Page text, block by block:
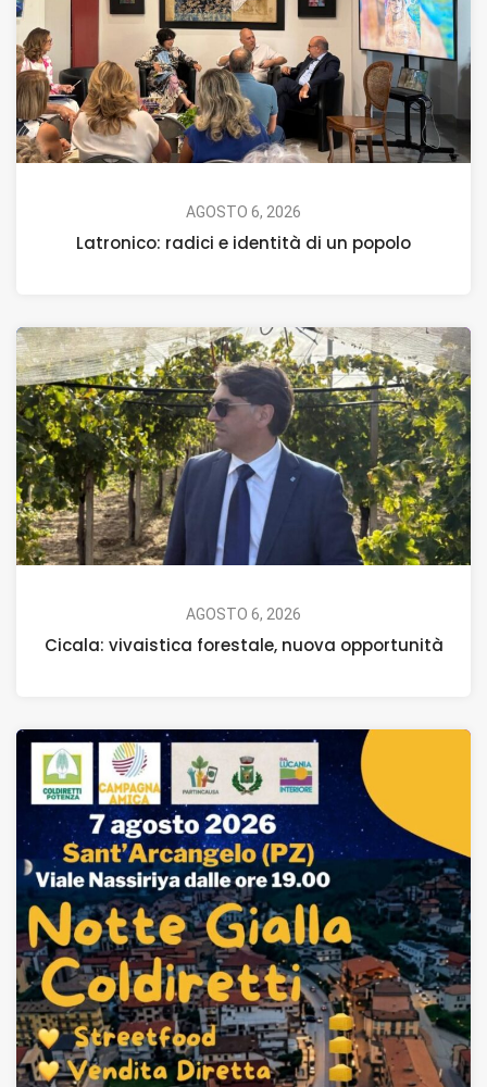
AGOSTO 6, 2026
Latronico: radici e identità di un popolo
AGOSTO 6, 2026
Cicala: vivaistica forestale, nuova opportunità